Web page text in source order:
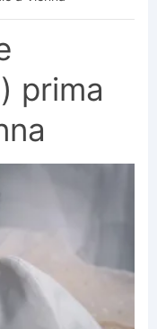
prima